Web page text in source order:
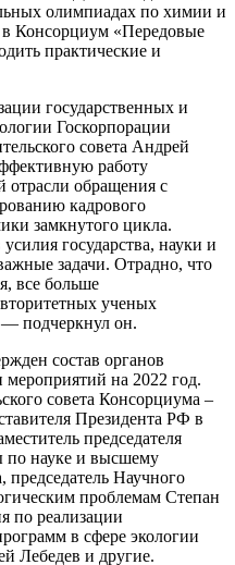
олимпиадах по химии и
Консорциум «Передовые
практические и
государственных и
Госкорпорации
совета Андрей
работу
обращения с
кадрового
замкнутого цикла.
государства, науки и
задачи. Отрадно, что
все больше
ученых
подчеркнул он.
состав органов
на 2022 год.
совета Консорциума –
Президента РФ в
председателя
по науке и высшему
Научного
проблемам Степан
по реализации
в сфере экологии
Лебедев и другие.